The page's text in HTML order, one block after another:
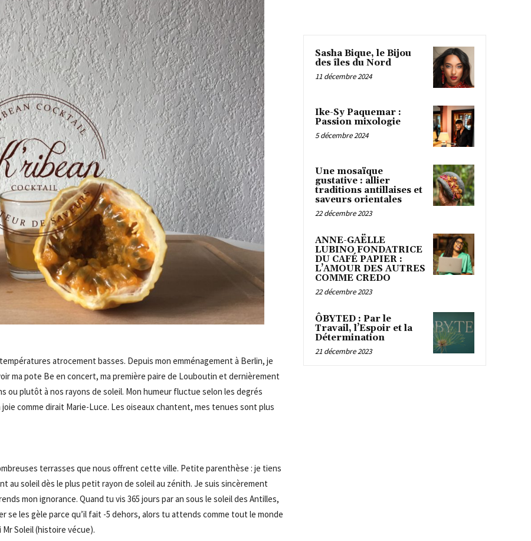
atrocement basses. Depuis mon emménagement à Berlin, je
ma pote Be en concert, ma première paire de Louboutin et dernièrement
ou plutôt à nos rayons de soleil. Mon humeur fluctue selon les degrés
comme dirait Marie-Luce. Les oiseaux chantent, mes tenues sont plus
terrasses que nous offrent cette ville. Petite parenthèse : je tiens
au soleildès le plus petit rayon de soleil au zénith. Je suis sincèrement
mon ignorance. Quand tu vis 365 jours par an sous le soleil des Antilles,
se les gèle parce qu’il fait -5 dehors, alors tu attends comme tout le monde
Soleil(histoire vécue).
Sasha Bique, le Bijou
des îles du Nord
11 décembre 2024
Ike-Sy Paquemar :
Passion mixologie
5 décembre 2024
Une mosaïque
gustative : allier
traditions antillaises et
saveurs orientales
22 décembre 2023
ANNE-GAËLLE
LUBINO FONDATRICE
DU CAFÉ PAPIER :
L’AMOUR DES AUTRES
COMME CREDO
22 décembre 2023
ÔBYTED : Par le
Travail, l’Espoir et la
Détermination
21 décembre 2023